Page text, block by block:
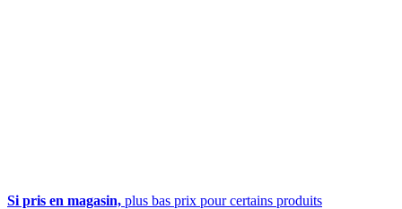
Si pris en magasin, plus bas prix pour certains produits